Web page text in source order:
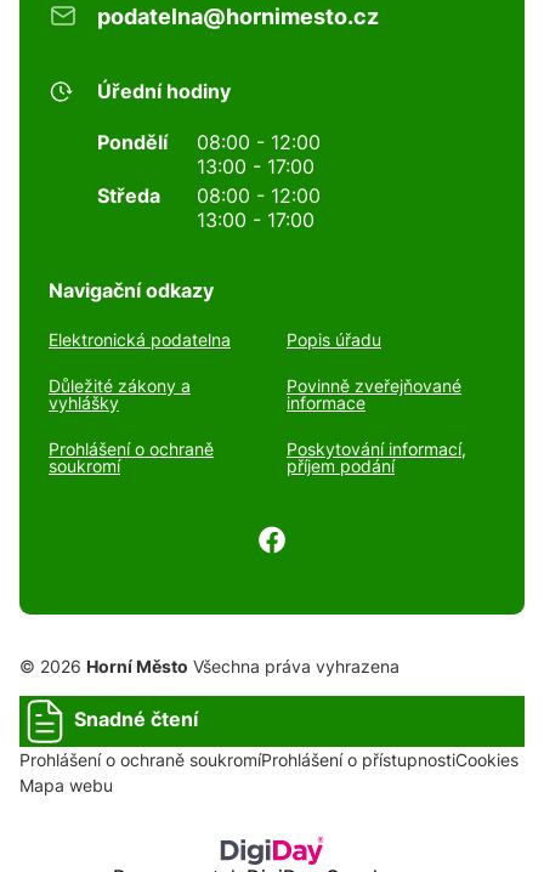
podatelna@hornimesto.cz
Úřední hodiny
Pondělí
08:00 - 12:00
13:00 - 17:00
Středa
08:00 - 12:00
13:00 - 17:00
Navigační odkazy
Elektronická podatelna Popis úřadu
Důležité zákony a
vyhlášky
Povinně zveřejňované
informace
Prohlášení o ochraně
soukromí
Poskytování informací,
příjem podání
© 2026 Horní Město Všechna práva vyhrazena
Snadné čtení
Prohlášení o ochraně soukromíProhlášení o přístupnostiCookies
Mapa webu